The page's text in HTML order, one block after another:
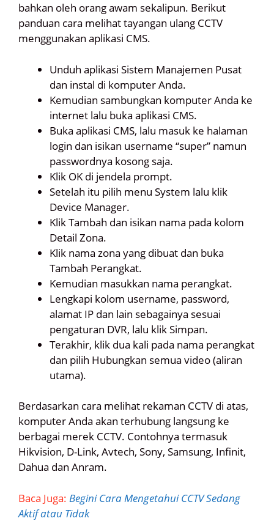
bahkan oleh orang awam sekalipun. Berikut
panduan cara melihat tayangan ulang CCTV
menggunakan aplikasi CMS.
Unduh aplikasi Sistem Manajemen Pusat
dan instal di komputer Anda.
Kemudian sambungkan komputer Anda ke
internet lalu buka aplikasi CMS.
Buka aplikasi CMS, lalu masuk ke halaman
login dan isikan username “super” namun
passwordnya kosong saja.
Klik OK di jendela prompt.
Setelah itu pilih menu System lalu klik
Device Manager.
Klik Tambah dan isikan nama pada kolom
Detail Zona.
Klik nama zona yang dibuat dan buka
Tambah Perangkat.
Kemudian masukkan nama perangkat.
Lengkapi kolom username, password,
alamat IP dan lain sebagainya sesuai
pengaturan DVR, lalu klik Simpan.
Terakhir, klik dua kali pada nama perangkat
dan pilih Hubungkan semua video (aliran
utama).
Berdasarkan cara melihat rekaman CCTV di atas,
komputer Anda akan terhubung langsung ke
berbagai merek CCTV. Contohnya termasuk
Hikvision, D-Link, Avtech, Sony, Samsung, Infinit,
Dahua dan Anram.
Baca Juga: Begini Cara Mengetahui CCTV Sedang
Aktif atau Tidak